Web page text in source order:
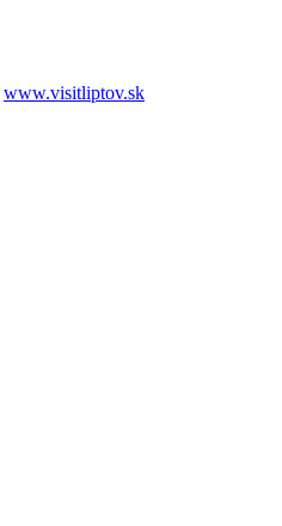
www.visitliptov.sk